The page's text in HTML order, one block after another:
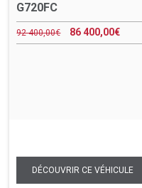
G720FC
92 400,00€ 86 400,00€